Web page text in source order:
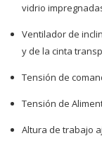
vidrio
Ventilador de
y de la cinta
Tensión de
Tensión de
Altura de trabajo